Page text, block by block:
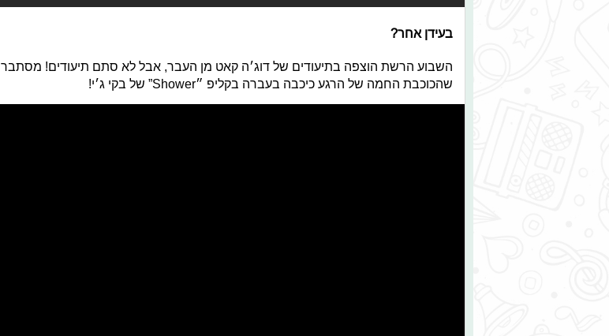
בעידן אחר?
השבוע הרשת הוצפה בתיעודים של דוג׳ה קאט מן העבר, אבל לא סתם תיעודים! מסתבר
שהכוכבת החמה של הרגע כיכבה בעברה בקליפ ״Shower” של בקי ג׳י!